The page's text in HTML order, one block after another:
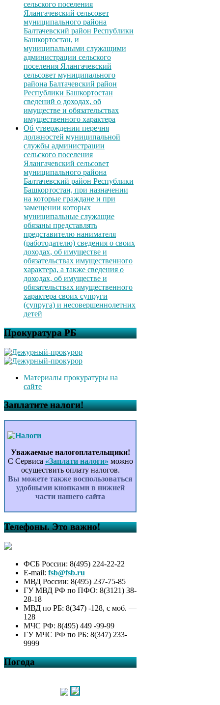
сельского поселения
Ялангачевский сельсовет
муниципального района
Балтачевский район Республики
Башкортостан, и
муниципальными служащими
администрации сельского
поселения Ялангачевский
сельсовет муниципального
района Балтачевский район
Республики Башкортостан
сведений о доходах, об
имуществе и обязательствах
имущественного характера
Об утверждении перечня
должностей муниципальной
службы администрации
сельского поселения
Ялангачевский сельсовет
муниципального района
Балтачевский район Республики
Башкортостан, при назначении
на которые граждане и при
замещении которых
муниципальные служащие
обязаны представлять
представителю нанимателя
(работодателю) сведения о своих
доходах, об имуществе и
обязательствах имущественного
характера, а также сведения о
доходах, об имуществе и
обязательствах имущественного
характера своих супруги
(супруга) и несовершеннолетних
детей
Прокуратура РБ
Материалы прокуратуры на
сайте
Заплатите налоги!
Уважаемые налогоплательщики!
С Сервиса «Заплати налоги» можно
осуществить оплату налогов.
Вы можете также воспользоваться
удобными кнопками в нижней
части нашего сайта
Телефоны. Это важно!
ФСБ России: 8(495) 224-22-22
E-mail: fsb@fsb.ru
МВД России: 8(495) 237-75-85
ГУ МВД РФ по ПФО: 8(3121) 38-
28-18
МВД по РБ: 8(347) -128, с моб. —
128
МЧС РФ: 8(495) 449 -99-99
ГУ МЧС РФ по РБ: 8(347) 233-
9999
Погода